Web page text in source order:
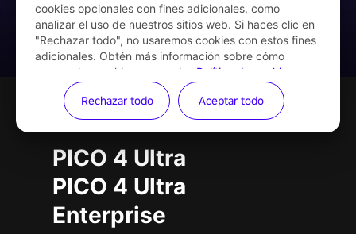
PICO 4 Ultra
PICO 4 Ultra
Enterprise
cookies opcionales con fines adicionales, como
analizar el uso de nuestros sitios web. Si haces clic en
"Rechazar todo", no usaremos cookies con estos fines
adicionales. Obtén más información sobre cómo
usamos las cookies en nuestra Política de cookies
Puedesgestionar tus cookiesen cualquier momento.
Rechazar todo Aceptar todo